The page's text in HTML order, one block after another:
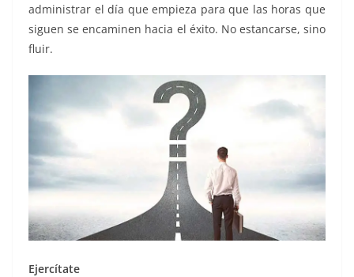
administrar el día que empieza para que las horas que
siguen se encaminen hacia el éxito. No estancarse, sino
fluir.
Ejercítate